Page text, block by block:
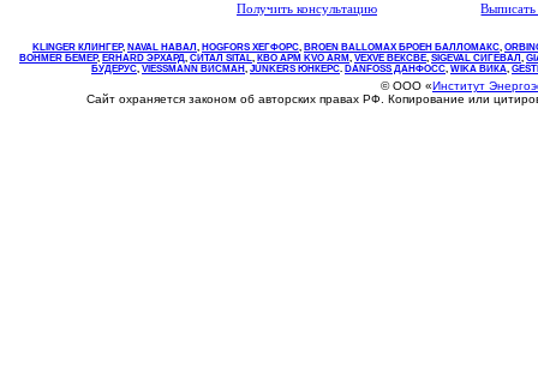
Получить консультацию
KLINGER КЛИНГЕР, NAVAL НАВАЛ , НOGFORS ХЕГФОРС, BROEN BALLOMAX БРОЕН БАЛЛОМАКС,
BOHMER БЕМЕР, ERHARD ЭРХАРД, СИТАЛ SITAL, КВО АРМ KVO ARM, VEXVE ВЕКСВЕ, SIGEVAL СИГЕВАЛ ,
БУДЕРУС, VIESSMANN ВИСМАН , JUNKERS ЮНКЕРС. DANFOSS ДАНФОСС, WIKA ВИКА,
© ООО «Институт
Сайт охраняется законом об авторских правах РФ. Копирование или